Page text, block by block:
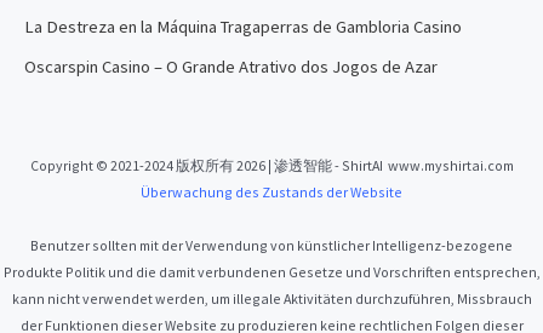
La Destreza en la Máquina Tragaperras de Gambloria Casino
Oscarspin Casino – O Grande Atrativo dos Jogos de Azar
Copyright © 2021-2024 版权所有 2026 | 渗透智能 - ShirtAI www.myshirtai.com
Überwachung des Zustands der Website
Benutzer sollten mit der Verwendung von künstlicher Intelligenz-bezogene
Produkte Politik und die damit verbundenen Gesetze und Vorschriften entsprechen,
kann nicht verwendet werden, um illegale Aktivitäten durchzuführen, Missbrauch
der Funktionen dieser Website zu produzieren keine rechtlichen Folgen dieser